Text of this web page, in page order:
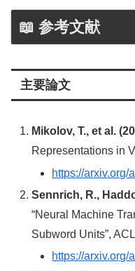
📖 参考文献
主要論文
Mikolov, T., et al.
Representations in
https://arxiv.org/
Sennrich, R.,
“Neural Machine
Subword Units”,
https://arxiv.org/